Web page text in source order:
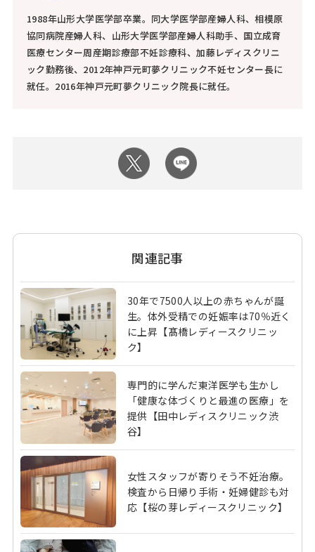
1988年山形大学医学部卒業。同大学医学部産婦人科、相模原
協同病院産婦人科、山形大学医学部産婦人科助手、国立成育
医療センター周産期診療部不妊診療科、加藤レディスクリニ
ック勤務後、2012年神戸元町夢クリニック不妊センター長に
就任。2016年神戸元町夢クリニック院長に就任。
関連記事
30年で7500人以上の赤ちゃんが誕
生。体外受精での妊娠率は70％近く
に上昇【髙橋レディースクリニッ
ク】
専門的に学んだ東洋医学も生かし
「健康な体づくりと最進の医療」を
提供【田中レディスクリニック渋
谷】
女性スタッフが寄りそう不妊治療。
検査から日帰り手術・妊婦健診も対
応【桜の芽レディースクリニック】